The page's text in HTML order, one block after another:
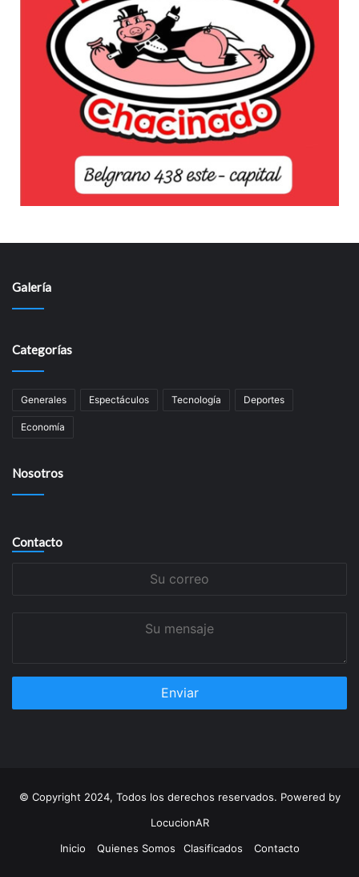
Galería
Categorías
Generales Espectáculos Tecnología Deportes
Economía
Nosotros
Contacto
© Copyright 2024, Todos los derechos reservados. Powered by
LocucionAR
Inicio
Quienes Somos Clasificados Contacto